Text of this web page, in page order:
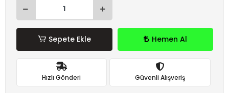
Sepete Ekle Hemen Al
Hızlı Gönderi Güvenli Alışveriş